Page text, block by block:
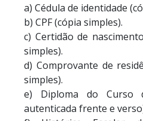
a) Cédula de identidade
b) CPF (cópia simples).
c) Certidão de
simples).
d) Comprovante de
simples).
e) Diploma do Curso
autenticada frente e